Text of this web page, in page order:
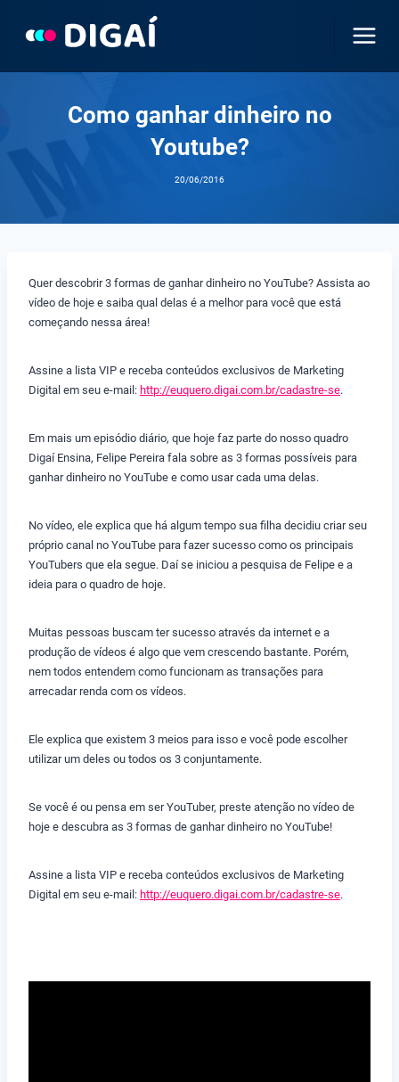
Como ganhar dinheiro no
Youtube?
20/06/2016
Quer descobrir 3 formas de ganhar dinheiro no YouTube? Assista ao
vídeo de hoje e saiba qual delas é a melhor para você que está
começando nessa área!
Assine a lista VIP e receba conteúdos exclusivos de Marketing
Digital em seu e-mail: http://euquero.digai.com.br/cadastre-se.
Em mais um episódio diário, que hoje faz parte do nosso quadro
Digaí Ensina, Felipe Pereira fala sobre as 3 formas possíveis para
ganhar dinheiro no YouTube e como usar cada uma delas.
No vídeo, ele explica que há algum tempo sua filha decidiu criar seu
próprio canal no YouTube para fazer sucesso como os principais
YouTubers que ela segue. Daí se iniciou a pesquisa de Felipe e a
ideia para o quadro de hoje.
Muitas pessoas buscam ter sucesso através da internet e a
produção de vídeos é algo que vem crescendo bastante. Porém,
nem todos entendem como funcionam as transações para
arrecadar renda com os vídeos.
Ele explica que existem 3 meios para isso e você pode escolher
utilizar um deles ou todos os 3 conjuntamente.
Se você é ou pensa em ser YouTuber, preste atenção no vídeo de
hoje e descubra as 3 formas de ganhar dinheiro no YouTube!
Assine a lista VIP e receba conteúdos exclusivos de Marketing
Digital em seu e-mail: http://euquero.digai.com.br/cadastre-se.